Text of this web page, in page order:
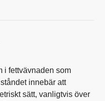
i fettvävnaden som
innebär att
sätt, vanligtvis över